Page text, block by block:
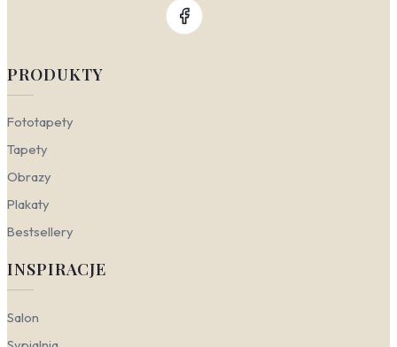
PRODUKTY
Fototapety
Tapety
Obrazy
Plakaty
Bestsellery
INSPIRACJE
Salon